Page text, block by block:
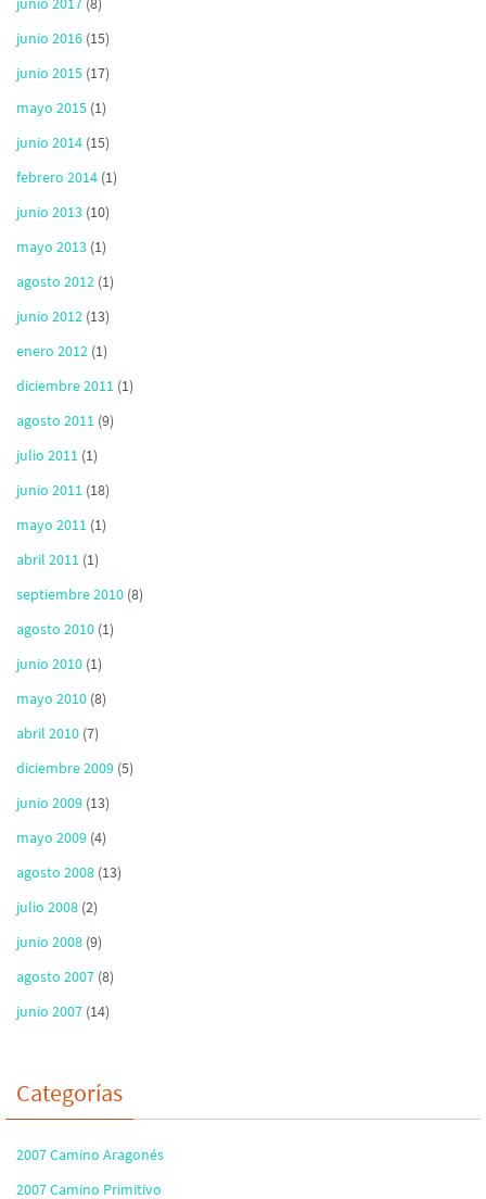
junio 2016 (15)
junio 2015 (17)
mayo 2015 (1)
junio 2014 (15)
febrero 2014 (1)
junio 2013 (10)
mayo 2013 (1)
agosto 2012 (1)
junio 2012 (13)
enero 2012 (1)
diciembre 2011 (1)
agosto 2011 (9)
julio 2011 (1)
junio 2011 (18)
mayo 2011 (1)
abril 2011 (1)
septiembre 2010 (8)
agosto 2010 (1)
junio 2010 (1)
mayo 2010 (8)
abril 2010 (7)
diciembre 2009 (5)
junio 2009 (13)
mayo 2009 (4)
agosto 2008 (13)
julio 2008 (2)
junio 2008 (9)
agosto 2007 (8)
junio 2007 (14)
Categorías
2007 Camino Aragonés
2007 Camino Primitivo